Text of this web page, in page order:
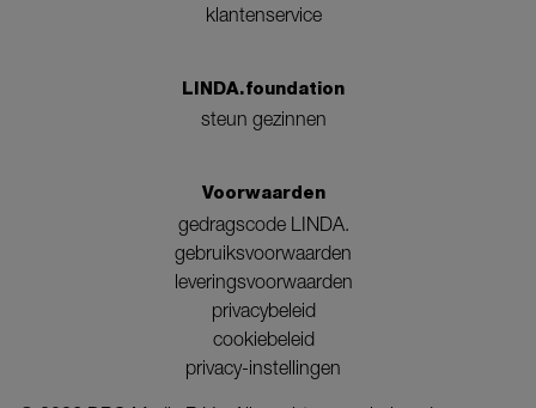
klantenservice
LINDA.foundation
steun gezinnen
Voorwaarden
gedragscode LINDA.
gebruiksvoorwaarden
leveringsvoorwaarden
privacybeleid
cookiebeleid
privacy-instellingen